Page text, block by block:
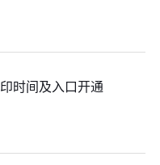
时间及入口开通